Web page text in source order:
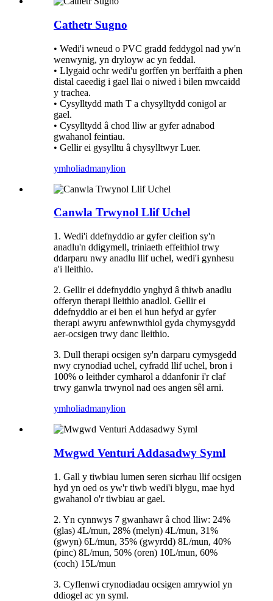
Cathetr Sugno
• Wedi'i wneud o PVC gradd feddygol nad yw'n
wenwynig, yn dryloyw ac yn feddal.
• Llygaid ochr wedi'u gorffen yn berffaith a phen
distal caeedig i gael llai o niwed i bilen mwcaidd
y trachea.
• Cysylltydd math T a chysylltydd conigol ar
gael.
• Cysylltydd â chod lliw ar gyfer adnabod
gwahanol feintiau.
• Gellir ei gysylltu â chysylltwyr Luer.
ymholiadmanylion
Canwla Trwynol Llif Uchel
1. Wedi'i ddefnyddio ar gyfer cleifion sy'n
anadlu'n ddigymell, triniaeth effeithiol trwy
ddarparu nwy anadlu llif uchel, wedi'i gynhesu
a'i lleithio.
2. Gellir ei ddefnyddio ynghyd â thiwb anadlu
offeryn therapi lleithio anadlol. Gellir ei
ddefnyddio ar ei ben ei hun hefyd ar gyfer
therapi awyru anfewnwthiol gyda chymysgydd
aer-ocsigen trwy danc lleithio.
3. Dull therapi ocsigen sy'n darparu cymysgedd
nwy crynodiad uchel, cyfradd llif uchel, bron i
100% o leithder cymharol a ddanfonir i'r claf
trwy ganwla trwynol nad oes angen sêl arni.
ymholiadmanylion
Mwgwd Venturi Addasadwy Syml
1. Gall y tiwbiau lumen seren sicrhau llif ocsigen
hyd yn oed os yw'r tiwb wedi'i blygu, mae hyd
gwahanol o'r tiwbiau ar gael.
2. Yn cynnwys 7 gwanhawr â chod lliw: 24%
(glas) 4L/mun, 28% (melyn) 4L/mun, 31%
(gwyn) 6L/mun, 35% (gwyrdd) 8L/mun, 40%
(pinc) 8L/mun, 50% (oren) 10L/mun, 60%
(coch) 15L/mun
3. Cyflenwi crynodiadau ocsigen amrywiol yn
ddiogel ac yn syml.